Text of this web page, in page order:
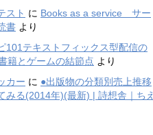
スト に Books as a service サー
書 より
101テキストフィックス型配信の
籍とゲームの結節点 より
カー に ●出版物の分類別売上推移
みる(2014年)(最新) | 詩想舎｜ちえ